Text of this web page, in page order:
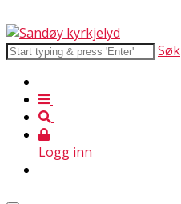
Søk
Logg inn